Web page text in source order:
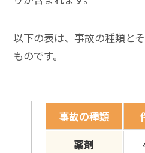
以下の表は、事故の種類と
ものです。
事故の種類
薬剤